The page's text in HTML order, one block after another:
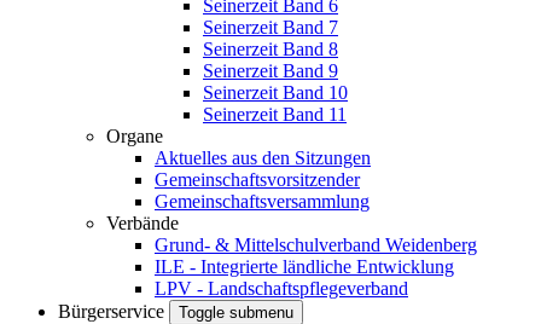
Seinerzeit Band 6
Seinerzeit Band 7
Seinerzeit Band 8
Seinerzeit Band 9
Seinerzeit Band 10
Seinerzeit Band 11
Organe
Aktuelles aus den Sitzungen
Gemeinschaftsvorsitzender
Gemeinschaftsversammlung
Verbände
Grund- & Mittelschulverband Weidenberg
ILE - Integrierte ländliche Entwicklung
LPV - Landschaftspflegeverband
Bürgerservice
Toggle submenu